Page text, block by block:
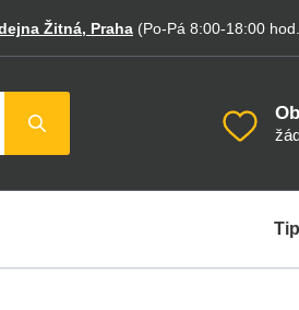
Žitná, Praha (Po-Pá 8:00-18:00 hod.